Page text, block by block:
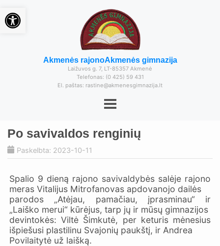
Akmenės rajonoAkmenės gimnazija
Laižuvos g. 7, LT-85357 Akmenė
Telefonas: (0 425) 59 431
El. paštas: rastine@akmenesgimnazija.lt
Po savivaldos renginių
Paskelbta: 2023-10-11
Spalio 9 dieną rajono savivaldybės salėje rajono
meras Vitalijus Mitrofanovas apdovanojo dailės
parodos „Atėjau, pamačiau, įprasminau“ ir
„Laiško merui“ kūrėjus, tarp jų ir mūsų gimnazijos
devintokės: Viltė Šimkutė, per keturis mėnesius
išpiešusi plastilinu Svajonių paukštį, ir Andrea
Povilaitytė už laišką.
Open toolbar